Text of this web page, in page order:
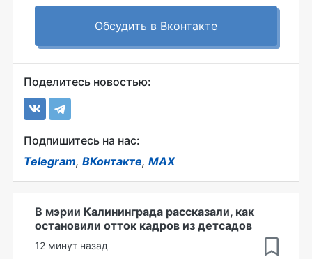
Обсудить в Вконтакте
Поделитесь новостью:
Подпишитесь на нас:
Telegram, ВКонтакте, MAX
В мэрии Калининграда рассказали, как
остановили отток кадров из детсадов
12 минут назад